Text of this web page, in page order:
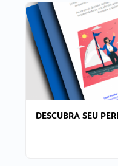
DESCUBRA SEU